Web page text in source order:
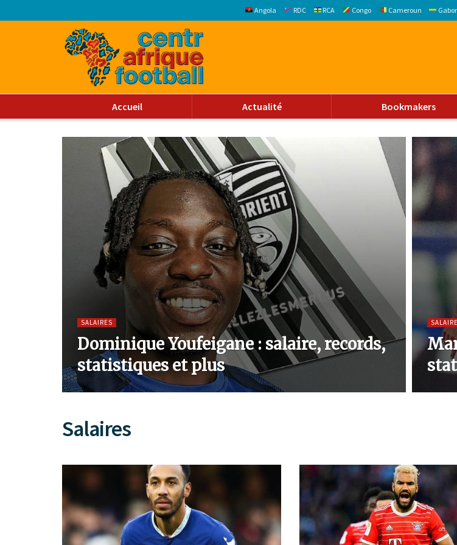
Angola RDC RCA Congo Cameroun
Accueil Actualité Bookmakers
SALAIRES
Dominique Youfeigane : salaire, records,
statistiques et plus
Salaires